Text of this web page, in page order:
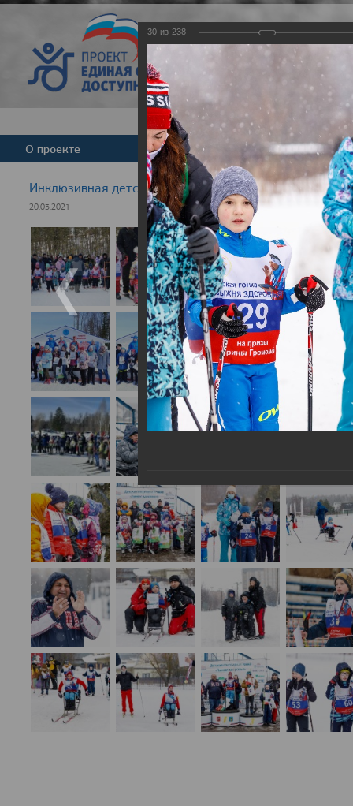
Версия для
О проекте Команда Новости
Инклюзивная детская гонка "Лыжня здоровья" 2021
20.03.2021
30 из 238